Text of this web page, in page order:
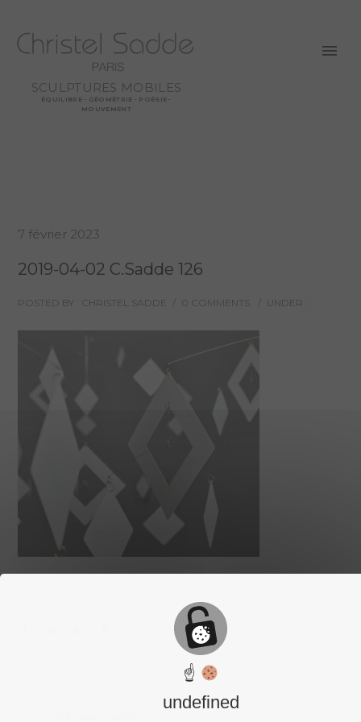
SCULPTURES MOBILES
ÉQUILIBRE - GÉOMÉTRIE - POÉSIE -
MOUVEMENT
7 février 2023
2019-04-02 C.Sadde 126
POSTED BY : CHRISTEL SADDE 0 COMMENTS UNDER :
☝
undefined